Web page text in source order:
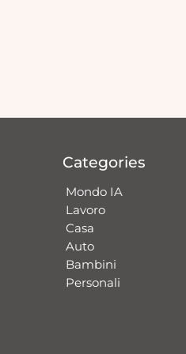
Categories
Mondo IA
Lavoro
Casa
Auto
Bambini
Personali